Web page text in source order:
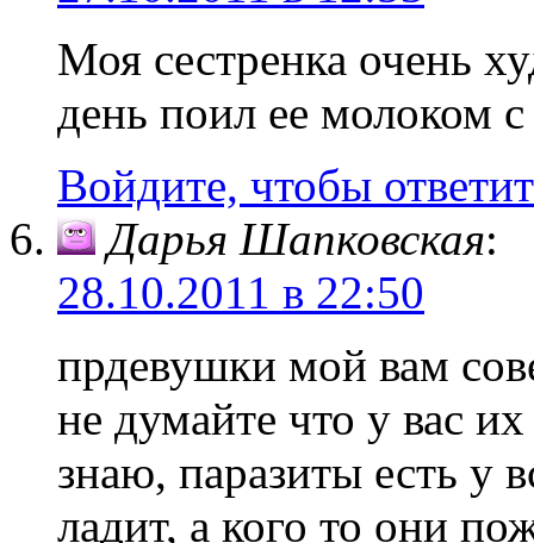
Моя сестренка очень
день поил ее молоком
Войдите, чтобы
Дарья Шапковская:
28.10.2011 в 22:50
прдевушки мой вам
не думайте что у вас
знаю, паразиты есть у
ладит, а кого то они